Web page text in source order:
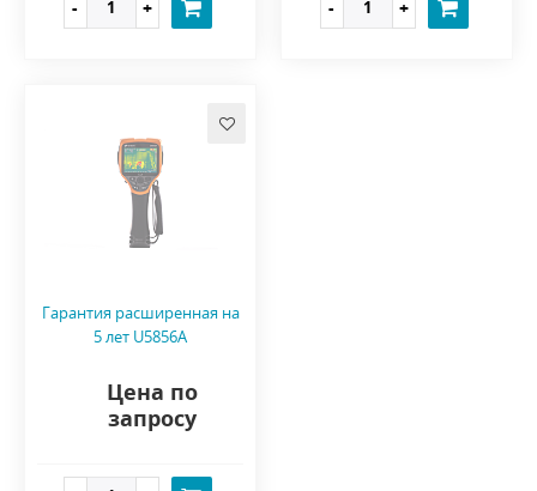
Гарантия расширенная на
5 лет U5856A
Цена по
запросу